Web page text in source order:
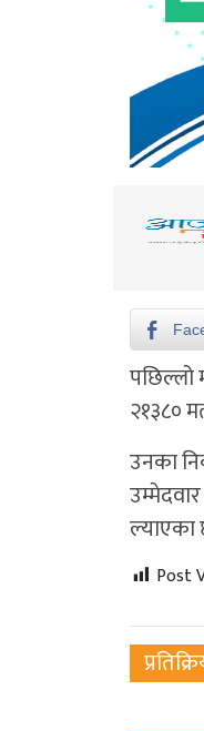
पछिल्लो
२१३८०
उनका
ल्याएका
Post